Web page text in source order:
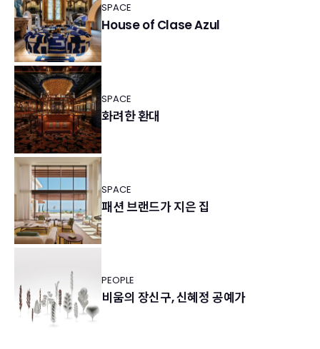
SPACE
House of Clase Azul
SPACE
화려한 환대
SPACE
패션 브랜드가 지은 집
PEOPLE
비움의 장신구, 신혜정 공예가